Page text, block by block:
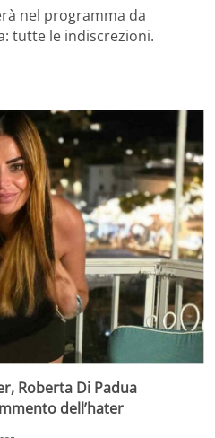
nel programma da
tutte le indiscrezioni.
Roberta Di Padua
dell’hater